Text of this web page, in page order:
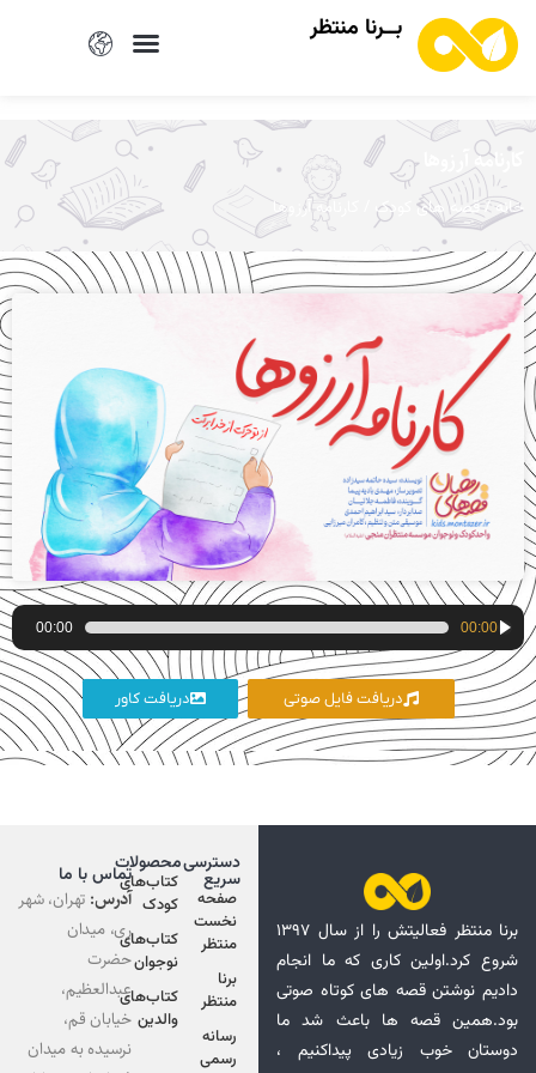
بــرنا منتظر
کارنامه آرزوها
خانه/قصه های کودک / کارنامه آرزوها
پخش‌کننده
صوت
00:00
00:00
دریافت فایل صوتی دریافت کاور
برنا منتظر فعالیتش را از سال ۱۳۹۷
شروع کرد.اولین کاری که ما انجام
دادیم نوشتن قصه های کوتاه صوتی
بود.همین قصه ها باعث شد ما
دوستان خوب زیادی پیداکنیم ،
دسترسی
سریع
صفحه
نخست
منتظر
برنا
منتظر
رسانه
رسمی
محصولات
کتاب‌های
کودک
کتاب‌های
نوجوان
کتاب‌های
والدین
تماس با ما
آدرس: تهران، شهر
ری، میدان
حضرت
عبدالعظیم،
خیابان قم،
نرسیده به میدان